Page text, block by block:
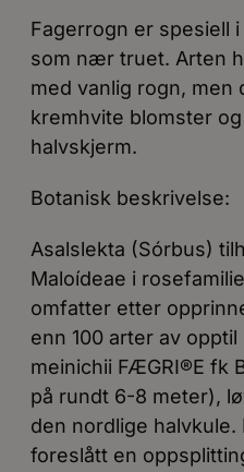
Fagerrogn er spesiell
som nær truet. Arten
med vanlig rogn, men
kremhvite blomster
halvskjerm.
Botanisk beskrivelse:
Asalslekta (Sórbus)
Maloídeae i
omfatter etter
enn 100 arter av
meinichii FÆGRI®E fk
på rundt 6-8 meter),
den nordlige halvkule.
foreslått en